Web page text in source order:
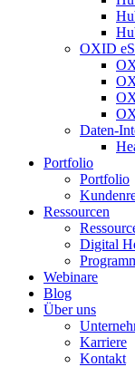
OXID
Daten-
Portfolio
Portfolio
Ressourcen
Digital
Webinare
Blog
Über uns
Karriere
Kontakt